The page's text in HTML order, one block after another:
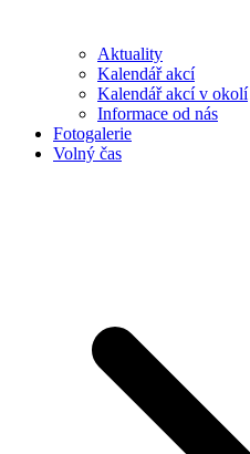
Aktuality
Kalendář akcí
Kalendář akcí v okolí
Informace od nás
Fotogalerie
Volný čas